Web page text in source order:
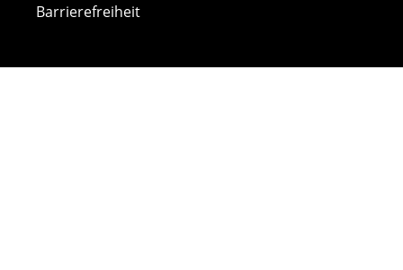
Barrierefreiheit